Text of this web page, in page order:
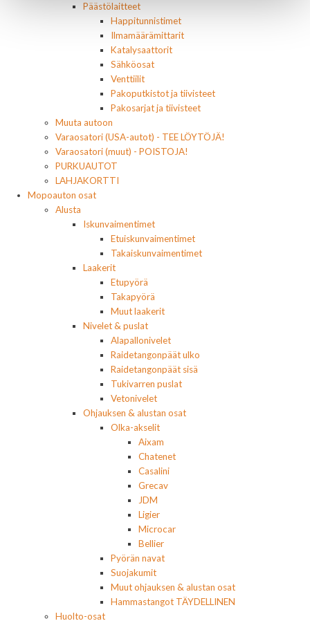
Päästölaitteet
Happitunnistimet
Ilmamäärämittarit
Katalysaattorit
Sähköosat
Venttiilit
Pakoputkistot ja tiivisteet
Pakosarjat ja tiivisteet
Muuta autoon
Varaosatori (USA-autot) - TEE LÖYTÖJÄ!
Varaosatori (muut) - POISTOJA!
PURKUAUTOT
LAHJAKORTTI
Mopoauton osat
Alusta
Iskunvaimentimet
Etuiskunvaimentimet
Takaiskunvaimentimet
Laakerit
Etupyörä
Takapyörä
Muut laakerit
Nivelet & puslat
Alapallonivelet
Raidetangonpäät ulko
Raidetangonpäät sisä
Tukivarren puslat
Vetonivelet
Ohjauksen & alustan osat
Olka-akselit
Aixam
Chatenet
Casalini
Grecav
JDM
Ligier
Microcar
Bellier
Pyörän navat
Suojakumit
Muut ohjauksen & alustan osat
Hammastangot TÄYDELLINEN
Huolto-osat